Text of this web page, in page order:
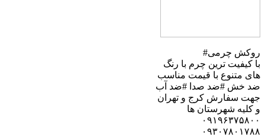
روکش چرمی#
با کیفیت ترین چرم با رنگ
های متنوع با قیمت مناسب
ضد خش #ضد صدا #ضد آب
جهت سفارش کرج و تهران
و کلیه شهرستان ها
۰۹۱۹۶۳۷۵۸۰۰
۰۹۳۰۷۸۰۱۷۸۸